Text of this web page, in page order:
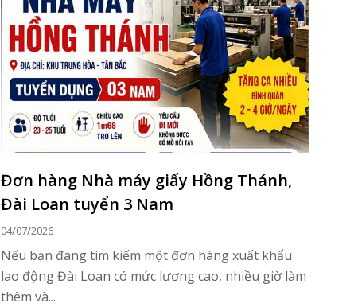
Đơn hàng Nhà máy giấy Hồng Thánh,
Đài Loan tuyển 3 Nam
04/07/2026
Nếu bạn đang tìm kiếm một đơn hàng xuất khẩu
lao động Đài Loan có mức lương cao, nhiều giờ làm
thêm và...